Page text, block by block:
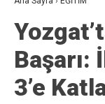
Başarı:
3’e